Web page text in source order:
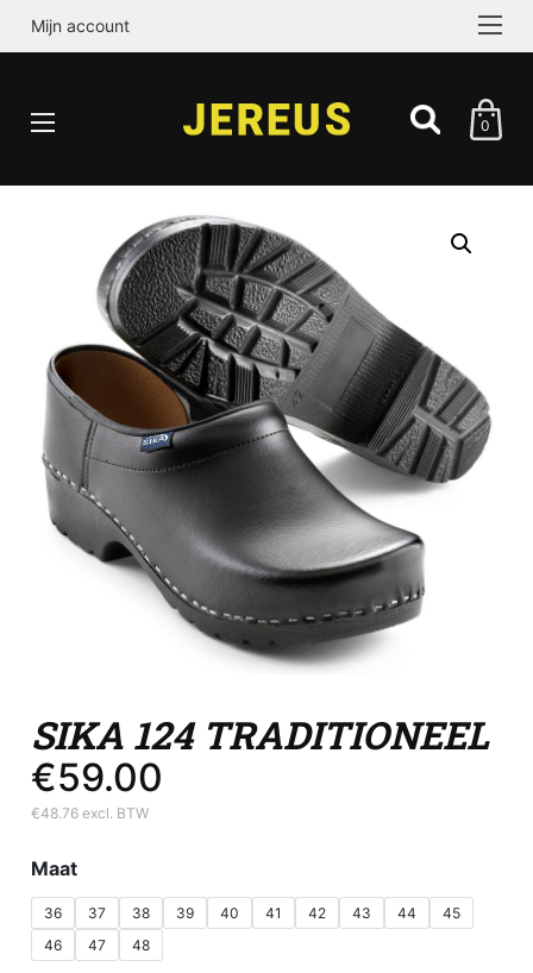
Mijn account
0
SIKA 124 TRADITIONEEL
€59.00
€48.76 excl. BTW
Maat
36 37 38 39 40 41 42 43 44
45
46
47 48